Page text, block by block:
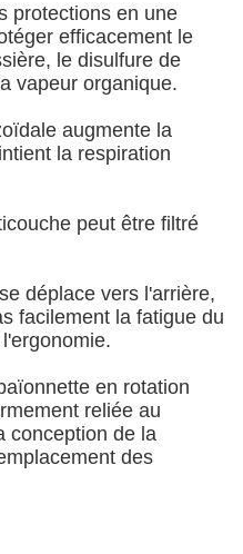
protections en une
efficacement le
le disulfure de
vapeur organique.
augmente la
la respiration
peut être filtré
déplace vers l'arrière,
facilement la fatigue du
en rotation
reliée au
conception de la
des